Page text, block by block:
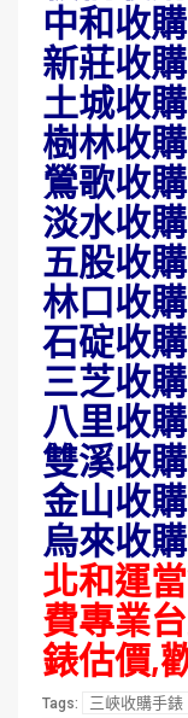
中和收
新莊收
土城收
樹林收
鶯歌收
淡水收
五股收
林口收
石碇收
三芝收
八里收
雙溪收
金山收
烏來收
北和運
費專業
錶估價,
Tags: 三峽收購手錶